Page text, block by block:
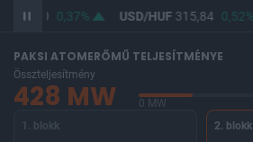
364,50 0,37% USD/HUF315,84 0,52%
PAKSI ATOMERŐMŰ TELJESÍTMÉNYE
Összteljesítmény
428 MW 0 MW
1. blokk
2. blokk